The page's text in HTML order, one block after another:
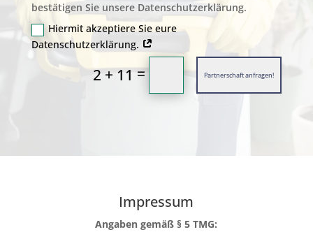
bestätigen Sie unsere Datenschutzerklärung.
Hiermit akzeptiere Sie eure
Datenschutzerklärung.
2 + 11= Partnerschaft anfragen!
Impressum
Angaben gemäß § 5 TMG: